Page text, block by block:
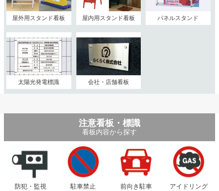
屋外用スタンド看板 屋内用スタンド看板 パネルスタンド
太陽光発電標識 会社・店舗看板
注意看板・標識
看板内容から探す
防犯・監視
駐車禁止 前向き駐車
アイドリング